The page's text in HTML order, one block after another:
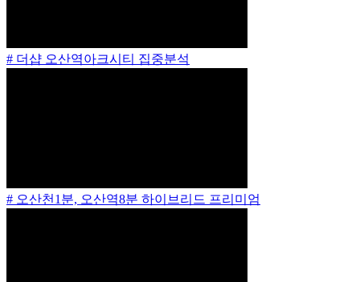
# 더샵 오산역아크시티 집중분석
# 오산천1분, 오산역8분 하이브리드 프리미엄